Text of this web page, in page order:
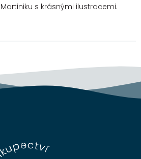
s krásnými ilustracemi.